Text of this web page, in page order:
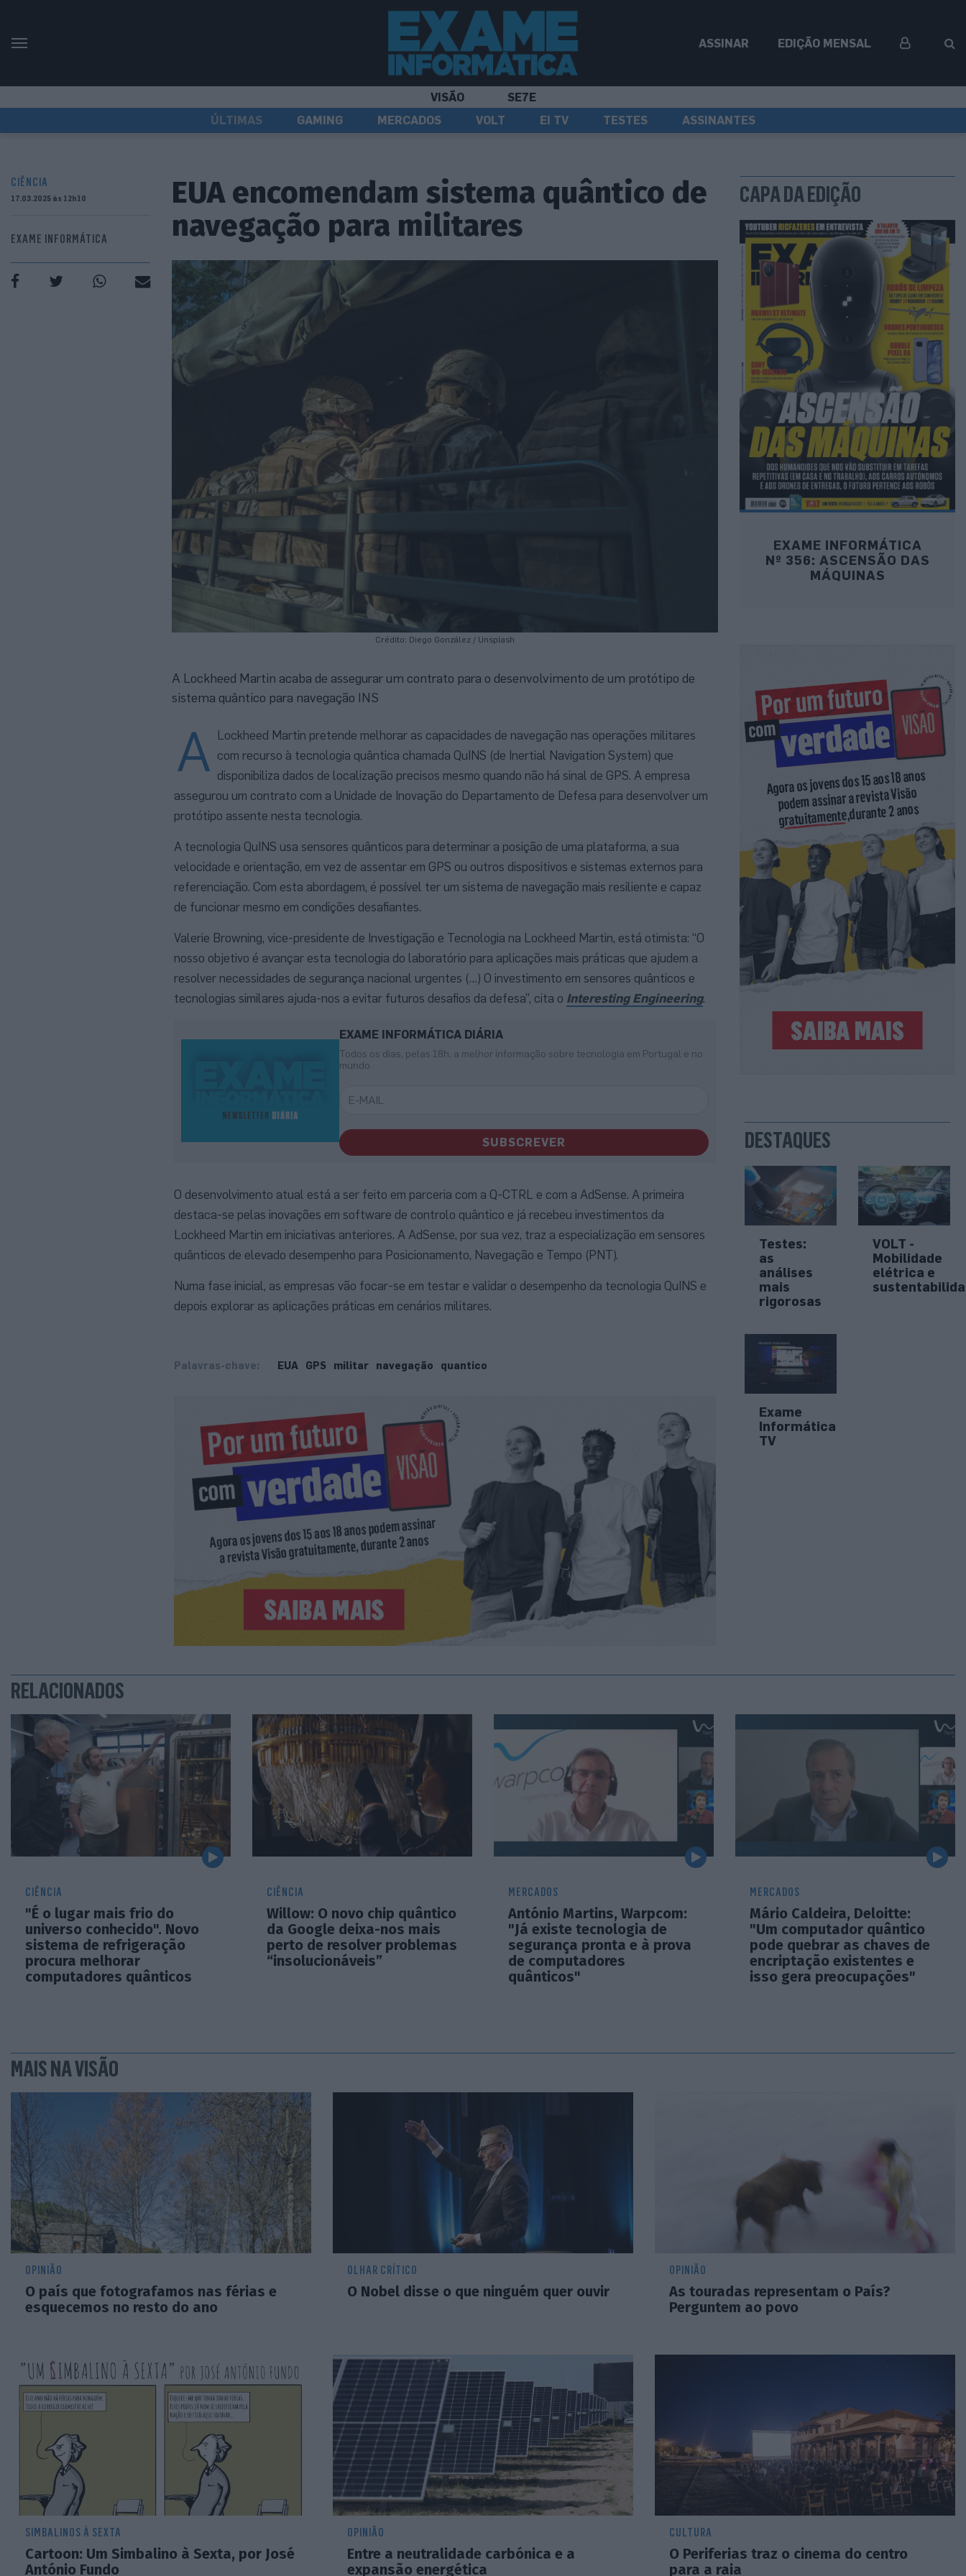
ASSINAR EDIÇÃO MENSAL
VISÃO
SE7E
ÚLTIMAS
GAMING MERCADOS VOLT EI TV TESTES ASSINANTES
CIÊNCIA
17.03.2025 às 12h10
EXAME INFORMÁTICA
EUA encomendam sistema quântico de
navegação para militares
Crédito: Diego González / Unsplash
A Lockheed Martin acaba de assegurar um contrato para o desenvolvimento de um protótipo de
sistema quântico para navegação INS
A
Lockheed Martin pretende melhorar as capacidades de navegação nas operações militares
com recurso à tecnologia quântica chamada QuINS (de Inertial Navigation System) que
disponibiliza dados de localização precisos mesmo quando não há sinal de GPS. A empresa
assegurou um contrato com a Unidade de Inovação do Departamento de Defesa para desenvolver um
protótipo assente nesta tecnologia.
A tecnologia QuINS usa sensores quânticos para determinar a posição de uma plataforma, a sua
velocidade e orientação, em vez de assentar em GPS ou outros dispositivos e sistemas externos para
referenciação. Com esta abordagem, é possível ter um sistema de navegação mais resiliente e capaz
de funcionar mesmo em condições desafiantes.
Valerie Browning, vice-presidente de Investigação e Tecnologia na Lockheed Martin, está otimista: “O
nosso objetivo é avançar esta tecnologia do laboratório para aplicações mais práticas que ajudem a
resolver necessidades de segurança nacional urgentes (…) O investimento em sensores quânticos e
tecnologias similares ajuda-nos a evitar futuros desafios da defesa”, cita o Interesting Engineering.
EXAME INFORMÁTICA DIÁRIA
Todos os dias, pelas 18h, a melhor informação sobre tecnologia em Portugal e no
mundo
SUBSCREVER
O desenvolvimento atual está a ser feito em parceria com a Q-CTRL e com a AdSense. A primeira
destaca-se pelas inovações em software de controlo quântico e já recebeu investimentos da
Lockheed Martin em iniciativas anteriores. A AdSense, por sua vez, traz a especialização em sensores
quânticos de elevado desempenho para Posicionamento, Navegação e Tempo (PNT).
Numa fase inicial, as empresas vão focar-se em testar e validar o desempenho da tecnologia QuINS e
depois explorar as aplicações práticas em cenários militares.
Palavras-chave: EUA GPS militar navegação quantico
CAPA DA EDIÇÃO
EXAME INFORMÁTICA
Nº 356: ASCENSÃO DAS
MÁQUINAS
DESTAQUES
Testes:
as
análises
mais
rigorosas
VOLT -
Mobilidade
elétrica e
Exame
Informática
TV
RELACIONADOS
CIÊNCIA
"É o lugar mais frio do
universo conhecido". Novo
sistema de refrigeração
procura melhorar
computadores quânticos
CIÊNCIA
Willow: O novo chip quântico
da Google deixa-nos mais
perto de resolver problemas
“insolucionáveis”
MERCADOS
António Martins, Warpcom:
"Já existe tecnologia de
segurança pronta e à prova
de computadores
quânticos"
MERCADOS
Mário Caldeira, Deloitte:
"Um computador quântico
pode quebrar as chaves de
encriptação existentes e
isso gera preocupações"
MAIS NA VISÃO
OPINIÃO
O país que fotografamos nas férias e
esquecemos no resto do ano
OLHAR CRÍTICO
O Nobel disse o que ninguém quer ouvir
OPINIÃO
As touradas representam o País?
Perguntem ao povo
SIMBALINOS À SEXTA
Cartoon: Um Simbalino à Sexta, por José
António Fundo
OPINIÃO
Entre a neutralidade carbónica e a
expansão energética
CULTURA
O Periferias traz o cinema do centro
para a raia